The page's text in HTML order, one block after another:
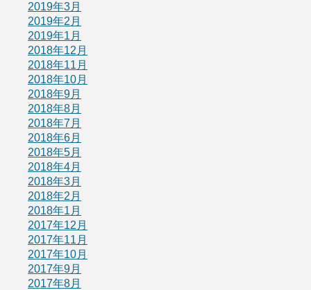
2019年3月
2019年2月
2019年1月
2018年12月
2018年11月
2018年10月
2018年9月
2018年8月
2018年7月
2018年6月
2018年5月
2018年4月
2018年3月
2018年2月
2018年1月
2017年12月
2017年11月
2017年10月
2017年9月
2017年8月